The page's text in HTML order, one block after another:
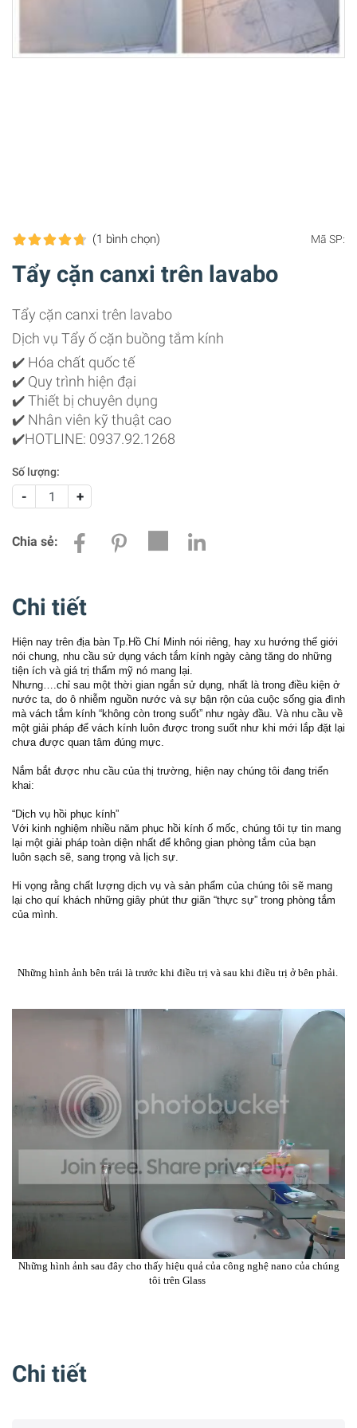
(1 bình chọn) Mã SP:
Tẩy cặn canxi trên lavabo
Tẩy cặn canxi trên lavabo
Dịch vụ Tẩy ố cặn buồng tắm kính
✔️ Hóa chất quốc tế
✔️ Quy trình hiện đại
✔️ Thiết bị chuyên dụng
✔️ Nhân viên kỹ thuật cao
✔️HOTLINE: 0937.92.1268
Số lượng:
- +
Chia sẻ:
Chi tiết
Hiện nay trên địa bàn Tp.Hồ Chí Minh nói riêng, hay xu hướng thế giới
nói chung, nhu cầu sử dụng vách tắm kính ngày càng tăng do những
tiện ích và giá trị thẩm mỹ nó mang lại.
Nhưng….chỉ sau một thời gian ngắn sử dụng, nhất là trong điều kiện ở
nước ta, do ô nhiễm nguồn nước và sự bận rộn của cuộc sống gia đình
mà vách tắm kính “không còn trong suốt” như ngày đầu. Và nhu cầu về
một giải pháp để vách kính luôn được trong suốt như khi mới lắp đặt lại
chưa được quan tâm đúng mực.
Nắm bắt được nhu cầu của thị trường, hiện nay chúng tôi đang triển
khai:
“Dịch vụ hồi phục kính”
Với kinh nghiệm nhiều năm phục hồi kính ố mốc, chúng tôi tự tin mang
lại một giải pháp toàn diện nhất để không gian phòng tắm của bạn
luôn sạch sẽ, sang trọng và lịch sự.
Hi vọng rằng chất lượng dịch vụ và sản phẩm của chúng tôi sẽ mang
lại cho quí khách những giây phút thư giãn “thực sự” trong phòng tắm
của mình.
Những hình ảnh bên trái là trước khi điều trị và sau khi điều trị ở bên phải.
Những hình ảnh sau đây cho thấy hiệu quả của công nghệ nano của chúng
tôi trên Glass
Chi tiết